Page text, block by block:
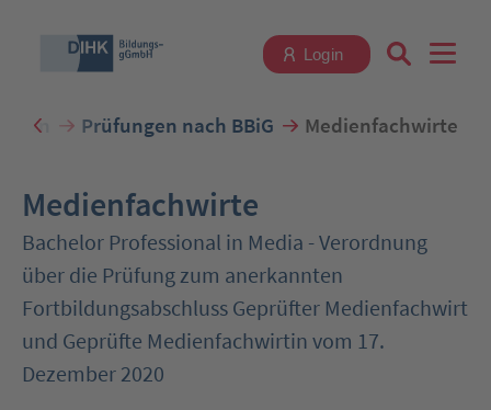
Login
Suchbegriff eingeben
Zum Login
Prüfungen nach BBiG Medienfachwirte
Medienfachwirte
Bachelor Professional in Media - Verordnung
über die Prüfung zum anerkannten
Fortbildungsabschluss Geprüfter Medienfachwirt
und Geprüfte Medienfachwirtin vom 17.
Dezember 2020